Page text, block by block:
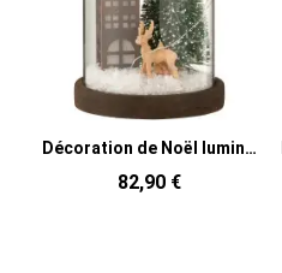
Décoration de Noël lumineuse Led XL Sapin & Immeuble sous cloche en Verre Transparent Bois Marron
82,90 €